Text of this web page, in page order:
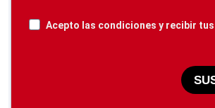
Acepto las condiciones y recibir